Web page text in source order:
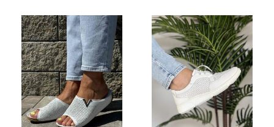
Zakres
cen:
od
199,00 zł
do
219,00 zł